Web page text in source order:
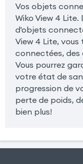
Vos objets
Wiko View 4
d'objets
View 4 Lite,
connectées, des
Vous pourrez
votre état de
progression de
perte de poids,
bien plus!